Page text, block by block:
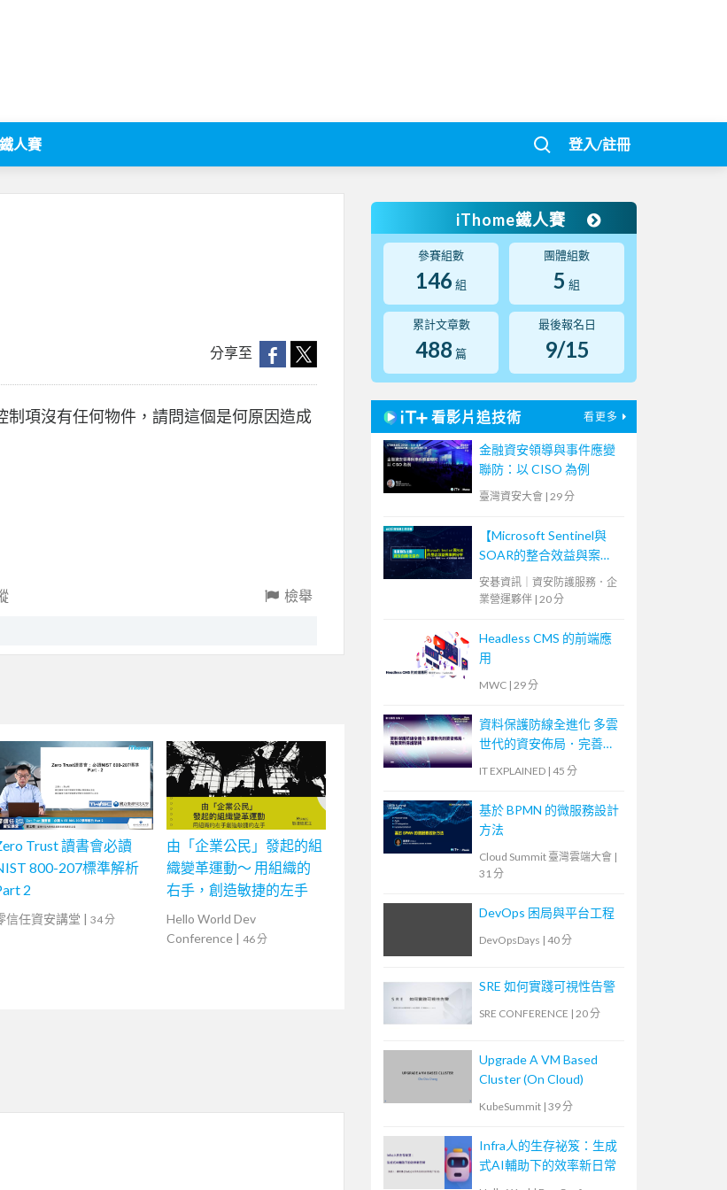
人賽 登入/註冊
分享至
項沒有任何物件，請問這個是何原因造成
檢舉
Trust 讀書會必讀
800-207標準解析
2
信任資安講堂 | 34 分
由「企業公民」發起的組
織變革運動～ 用組織的
右手，創造敏捷的左手
Hello World Dev
Conference | 46 分
iThome鐵人賽
參賽組數
146 組
團體組數
5 組
累計文章數
488 篇
最後報名日
9/15
看影片追技術 看更多
金融資安領導與事件應變
聯防：以 CISO 為例
臺灣資安大會 | 29 分
【Microsoft Sentinel與
SOAR的整合效益與案例
分享】
安碁資訊｜資安防護服務．企
業營運夥伴 | 20 分
Headless CMS 的前端應
用
MWC | 29 分
資料保護防線全進化 多雲
世代的資安佈局．完善資
IT EXPLAINED | 45 分
基於 BPMN 的微服務設計
方法
Cloud Summit 臺灣雲端大會 |
31 分
DevOps 困局與平台工程
DevOpsDays | 40 分
SRE 如何實踐可視性告警
SRE CONFERENCE | 20 分
Upgrade A VM Based
Cluster (On Cloud)
KubeSummit | 39 分
Infra人的生存祕笈：生成
式AI輔助下的效率新日常